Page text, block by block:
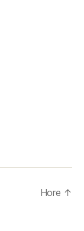
Hore ↑